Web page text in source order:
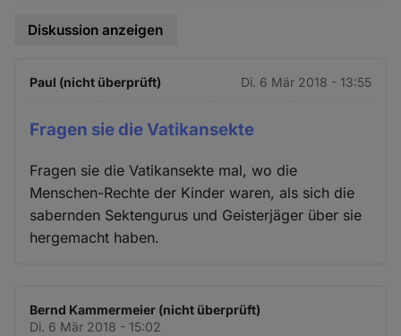
Diskussion anzeigen
Paul (nicht überprüft) Di. 6 Mär 2018 - 13:55
Fragen sie die Vatikansekte
Fragen sie die Vatikansekte mal, wo die
Menschen-Rechte der Kinder waren, als sich die
sabernden Sektengurus und Geisterjäger über sie
hergemacht haben.
Bernd Kammermeier (nicht überprüft)
Di. 6 Mär 2018 - 15:02